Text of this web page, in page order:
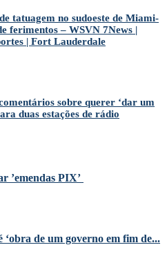
tatuagem no sudoeste de Miami-
ferimentos – WSVN 7News |
| Fort Lauderdale
sobre querer ‘dar um
duas estações de rádio
’emendas PIX’
de um governo em fim de...